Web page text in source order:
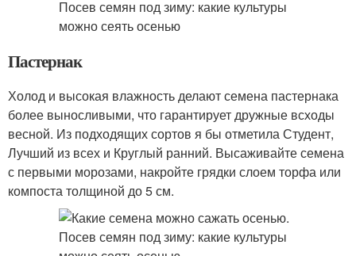
Пастернак
Холод и высокая влажность делают семена пастернака
более выносливыми, что гарантирует дружные всходы
весной. Из подходящих сортов я бы отметила Студент,
Лучший из всех и Круглый ранний. Высаживайте семена
с первыми морозами, накройте грядки слоем торфа или
компоста толщиной до 5 см.